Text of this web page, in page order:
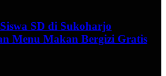
SD di Sukoharjo
Menu Makan Bergizi Gratis